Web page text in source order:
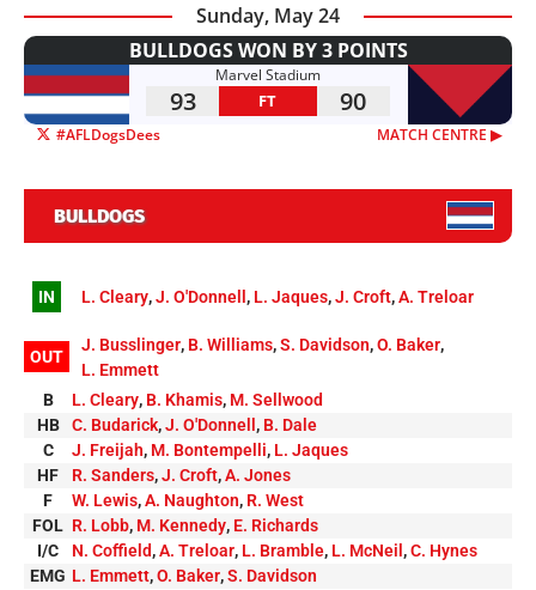
Sunday, May 24
BULLDOGS WON BY 3 POINTS
Marvel Stadium
93 FT 90
#AFLDogsDees MATCH CENTRE ▶︎
BULLDOGS
IN L. Cleary,J. O'Donnell , L. Jaques,J. Croft,A. Treloar
OUT
J. Busslinger, B. Williams,S. Davidson,O. Baker,
L. Emmett
B
L. Cleary, B. Khamis, M. Sellwood
HB
C. Budarick,J. O'Donnell , B. Dale
C
J. Freijah, M. Bontempelli, L. Jaques
HF
R. Sanders,J. Croft,A. Jones
F
W. Lewis,A. Naughton, R. West
FOL R. Lobb, M. Kennedy, E. Richards
I/C
N. Coffield,A. Treloar, L. Bramble, L. McNeil ,C. Hynes
EMG L. Emmett,O. Baker,S. Davidson